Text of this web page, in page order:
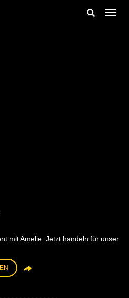
Suche
mit Amelie: Jetzt handeln für unser